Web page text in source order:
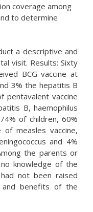
coverage among
to determine
a descriptive and
visit. Results: Sixty
BCG vaccine at
3% the hepatitis B
pentavalent vaccine
B, haemophilus
of children, 60%
measles vaccine,
and 4%
the parents or
knowledge of the
not been raised
and benefits of the